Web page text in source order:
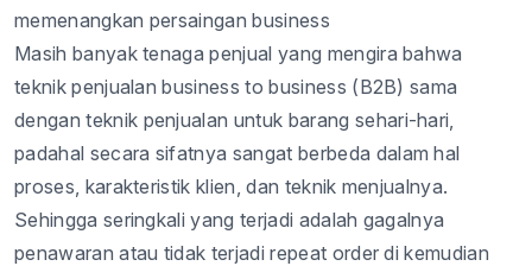
memenangkan persaingan business
Masih banyak tenaga penjual yang mengira bahwa
teknik penjualan business to business (B2B)sama
dengan teknik penjualan untuk barang sehari-hari,
padahal secara sifatnya sangat berbeda dalam hal
proses, karakteristik klien, dan teknik menjualnya.
Sehingga seringkali yangterjadi adalah gagalnya
penawaran atau tidak terjadi repeat order dikemudian